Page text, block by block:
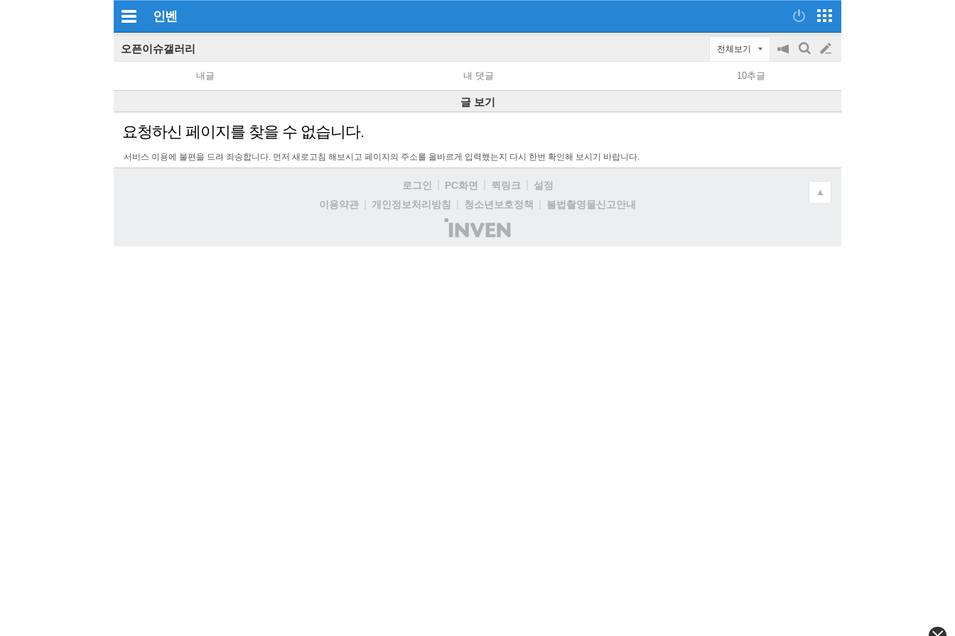
인벤
오픈이슈갤러리 전체보기
공
on/off
검
글
쓰
기
내글 내 댓글 10추글
글 보기
요청하신 페이지를 찾을 수 없습니다.
서비스 이용에 불편을 드려 죄송합니다. 먼저 새로고침 해보시고 페이지의 주소를 올바르게 입력했는지 다시 한번 확인해 보시기 바랍니다.
로그인 PC화면 퀵링크
설정
이용약관
개인정보처리방침 청소년보호정책
불법촬영물신고안내
(주)
인
▲